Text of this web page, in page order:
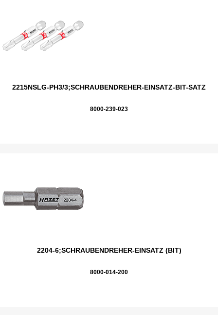
2215NSLG-PH3/3;SCHRAUBENDREHER-EINSATZ-BIT-SATZ
8000-239-023
2204-6;SCHRAUBENDREHER-EINSATZ (BIT)
8000-014-200